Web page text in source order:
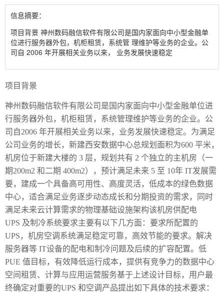
信息摘要：
项目背景 神州数码融信软件有限公司是国内家面向中小型金融单
位进行服务器外包，机柜租赁，系统管 理维护等业务的企业。公
司自 2006 年开展相关业务以来， 业务发展快速稳定
项目背景
神州数码融信软件有限公司是国内家面向中小型金融单位进
行服务器外包，机柜租赁，系统管理维护等业务的企业。公
司自2006 年开展相关业务以来， 业务发展快速稳定。 为满足
公司业务的增长，新建西安数据中心总规划面积为600 平米，
机房位于新建大楼的 3 层， 规划共有 2 个独立的主机房（一
期200m2 和二期 400m2），预计满足未来 5 至 10年 IT发展需
要，建成一个具备高可用性、高度灵活，低成本的绿色数据
中心，适合满足业务逐步动态成长和分期投资的需求，同时
满足未来云计算需求的物理基础设施架构该机房供配电
UPS 及制冷系统要求主要有以下几方面： 要求所配置的
UPS ，机房空调系统满足稳定可靠，高效节能的要求。 解决
服务器等 IT设备的配电和制冷问题及后续的扩容配置。 低
PUE 值目标，有效降低运行成本，提供有竞争力的数据中心
空间租赁、计算与应用运营服务基于上述设计目标，用户最
终确定对重要的UPS 和空调产品提出如下具体的技术要求：